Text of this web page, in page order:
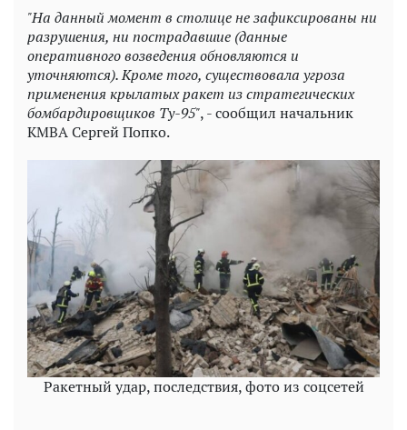
"На данный момент в столице не зафиксированы ни
разрушения, ни пострадавшие (данные
оперативного возведения обновляются и
уточняются). Кроме того, существовала угроза
применения крылатых ракет из стратегических
бомбардировщиков Ту-95", - сообщил начальник
КМВА Сергей Попко.
Ракетный удар, последствия, фото из соцсетей